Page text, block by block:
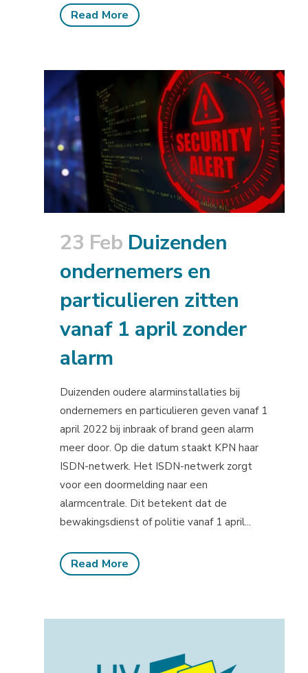
Read More
23 Feb Duizenden
ondernemers en
particulieren zitten
vanaf 1 april zonder
alarm
Duizenden oudere alarminstallaties bij
ondernemers en particulieren geven vanaf 1
april 2022 bij inbraak of brand geen alarm
meer door. Op die datum staakt KPN haar
ISDN-netwerk. Het ISDN-netwerk zorgt
voor een doormelding naar een
alarmcentrale. Dit betekent dat de
bewakingsdienst of politie vanaf 1 april...
Read More